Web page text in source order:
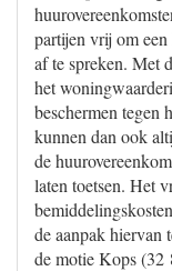
partijen vrij om
af te spreken. Met
het
beschermen tegen
kunnen dan ook
de
laten toetsen. Het
de aanpak hiervan
de motie Kops (32